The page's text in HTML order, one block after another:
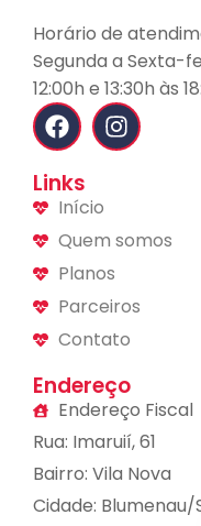
Horário de
Segunda a Sexta-
12:00h e 13:30h às
Links
Início
Quem somos
Planos
Parceiros
Contato
Endereço
Endereço Fiscal
Rua: Imaruií, 61
Bairro: Vila Nova
Cidade: Blumenau/